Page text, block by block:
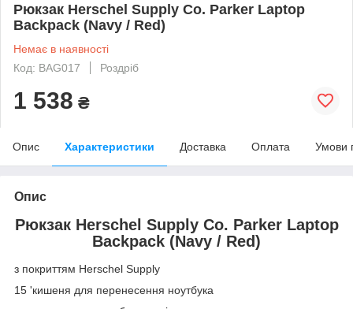
Рюкзак Herschel Supply Co. Parker Laptop
Backpack (Navy / Red)
Немає в наявності
Код: BAG017
Роздріб
1 538 ₴
Опис Характеристики Доставка Оплата Умови
Опис
Рюкзак Herschel Supply Co. Parker Laptop
Backpack (Navy / Red)
з покриттям Herschel Supply
15 'кишеня для перенесення ноутбука